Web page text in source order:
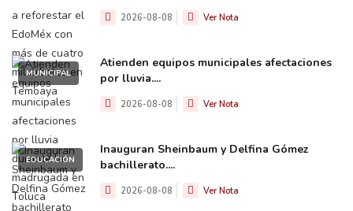
2026-08-08 Ver Nota
MUNICIPAL
Atienden equipos municipales afectaciones
por lluvia....
2026-08-08 Ver Nota
EDUCACIÓN
Inauguran Sheinbaum y Delfina Gómez
bachillerato....
2026-08-08 Ver Nota